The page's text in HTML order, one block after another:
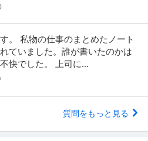
。 私物の仕事のまとめたノート
ていました。誰が書いたのかは
快でした。 上司に...
質問をもっと見る